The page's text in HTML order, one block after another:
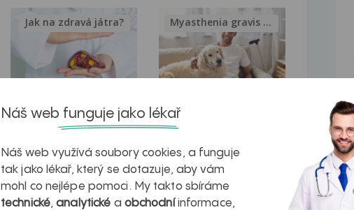
Ztukovatění
jater v datech a
obrazech
Jak na zdravá játra?
Inovativní
léčba
myastenie –
naděje pro ty,
Myasthenia gravis – vše, co...
Náš web funguje jako lékař
Náš web využívá soubory cookies, a funguje
tak jako lékař, který se dotazuje, aby vám
mohl co nejlépe pomoci. My takto sbíráme
technické,analytické a obchodníinformace,